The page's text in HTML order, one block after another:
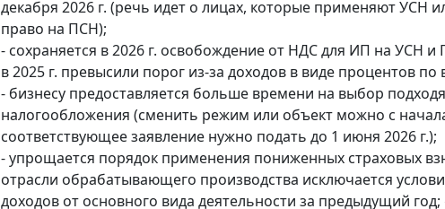
декабря 2026 г. (речь идет о лицах, которые применяют УСН
право на ПСН);
- сохраняется в 2026 г. освобождение от НДС для ИП на УСН
в 2025 г. превысили порог из-за доходов в виде процентов по
- бизнесу предоставляется больше времени на выбор
налогообложения (сменить режим или объект можно с
соответствующее заявление нужно подать до 1 июня 2026 г.);
- упрощается порядок применения пониженных страховых
отрасли обрабатывающего производства исключается
доходов от основного вида деятельности за предыдущий